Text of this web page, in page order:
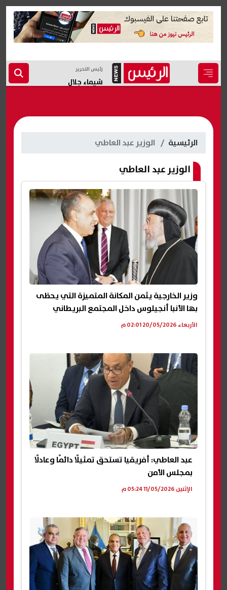
رئيس التحرير
شيماء جلال
الرئيسية الوزير عبد العاطي
الوزير عبد العاطي
وزير الخارجية يثمن المكانة المتميزة التي يحظى
بها الأنبا أنجيلوس داخل المجتمع البريطاني
الأربعاء 20/05/2026 02:01 م
عبد العاطي: أفريقيا تستحق تمثيلًا دائمًا وعادلًا
بمجلس الأمن
الإثنين 11/05/2026 05:24 م